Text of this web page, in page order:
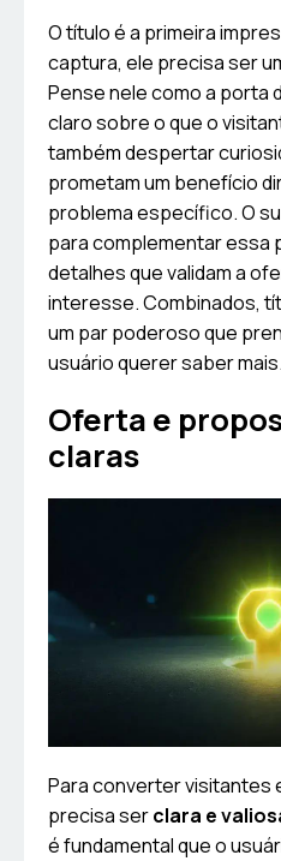
O título é a primeira
captura, ele precisa ser
Pense nele como a porta
claro sobre o que o
também despertar
prometam um benefício
problema específico. O
para complementar essa
detalhes que validam a
interesse. Combinados,
um par poderoso que
usuário querer saber mais.
Oferta e
claras
Para converter visitantes
precisa serclara e
é fundamental que o